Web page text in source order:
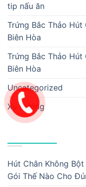
tip nấu ăn
Trứng Bắc Thảo Hút
Biên Hòa
Trứng Bắc Thảo Hút
Biên Hòa
Uncategorized
Xu Hướng
Hút Chân Không
Gói Thế Nào Cho